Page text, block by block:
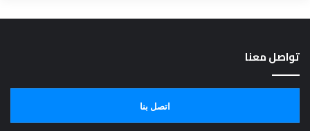
تواصل معنا
اتصل بنا